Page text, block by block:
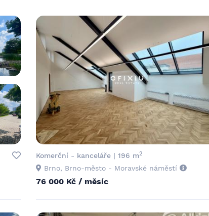
Komerční - kanceláře | 196 m2
Brno, Brno-město - Moravské náměstí
76 000 Kč / měsíc